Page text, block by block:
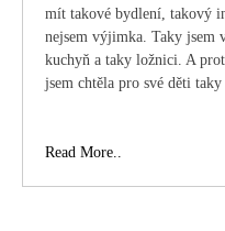
mít takové bydlení, takový
nejsem výjimka. Taky jsem
kuchyň a taky ložnici. A
jsem chtěla pro své děti
Read More..